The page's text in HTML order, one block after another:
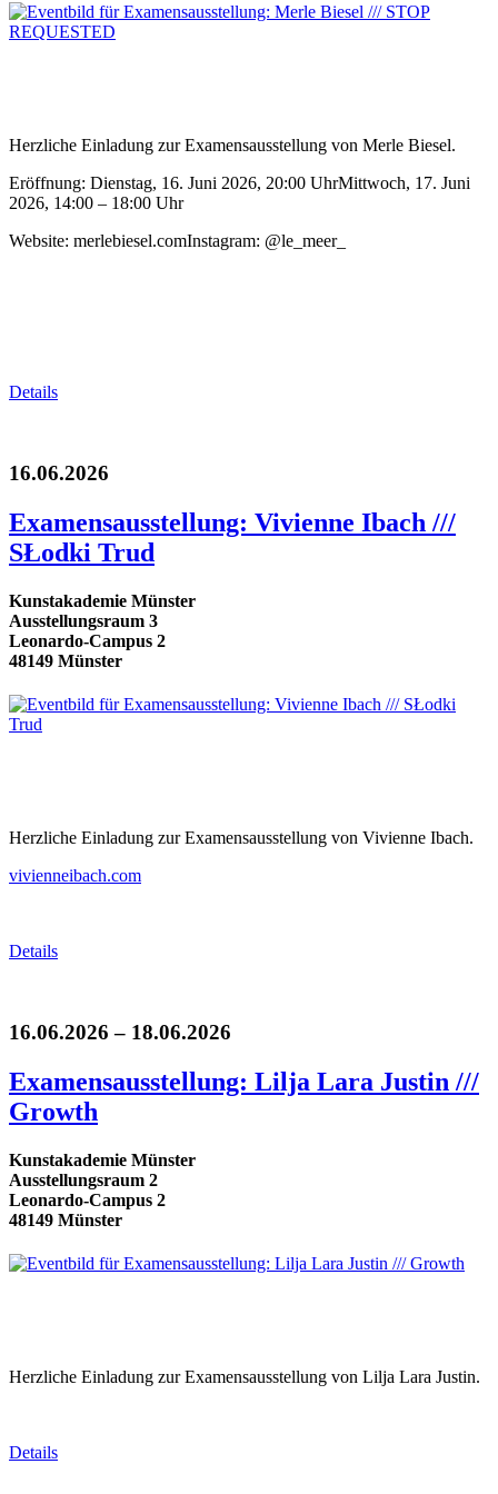
Herzliche Einladung zur Examensausstellung von Merle Biesel.
Eröffnung: Dienstag, 16. Juni 2026, 20:00 UhrMittwoch, 17. Juni
2026, 14:00 – 18:00 Uhr
Website: merlebiesel.comInstagram: @le_meer_
Details
16.06.2026
Examensausstellung: Vivienne Ibach ///
SŁodki Trud
Kunstakademie Münster
Ausstellungsraum 3
Leonardo-Campus 2
48149 Münster
Herzliche Einladung zur Examensausstellung von Vivienne Ibach.
vivienneibach.com
Details
16.06.2026 – 18.06.2026
Examensausstellung: Lilja Lara Justin ///
Growth
Kunstakademie Münster
Ausstellungsraum 2
Leonardo-Campus 2
48149 Münster
Herzliche Einladung zur Examensausstellung von Lilja Lara Justin.
Details